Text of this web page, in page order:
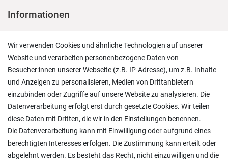
Informationen
Versand und Zahlung
Rücksendungen
Lieferung in die Schweiz
Pflegesymbole
Lagerverkauf
Ratgeber & News
Ein einfach toller Service - prompte Lieferung und
Wir verwenden Cookies und ähnliche Technologien auf unserer
Website und verarbeiten personenbezogene Daten von
Besucher:innen unserer Webseite (z.B. IP-Adresse), um z.B. Inhalte
und Anzeigen zu personalisieren, Medien von Drittanbietern
einzubinden oder Zugriffe auf unsere Website zu analysieren. Die
Datenverarbeitung erfolgt erst durch gesetzte Cookies. Wir teilen
diese Daten mit Dritten, die wir in den Einstellungen benennen.
Die Datenverarbeitung kann mit Einwilligung oder aufgrund eines
berechtigten Interesses erfolgen. Die Zustimmung kann erteilt oder
abgelehnt werden. Es besteht das Recht, nicht einzuwilligen und die